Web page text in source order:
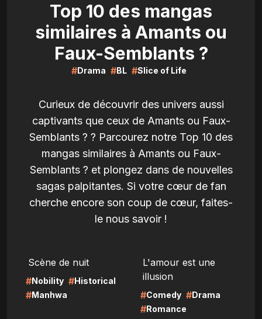
Top 10 des mangas
similaires à Amants ou
Faux-Semblants ?
#Drama #BL #Slice of Life
Curieux de découvrir des univers aussi
captivants que ceux de Amants ou Faux-
Semblants ? ? Parcourez notre Top 10 des
mangas similaires à Amants ou Faux-
Semblants ? et plongez dans de nouvelles
sagas palpitantes. Si votre cœur de fan
cherche encore son coup de cœur, faites-
le nous savoir !
Scène de nuit
#Nobility #Historical
#Manhwa
L'amour est une
illusion
#Comedy #Drama
#Romance